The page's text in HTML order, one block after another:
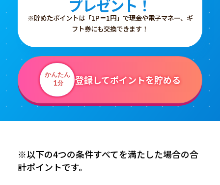
プレゼント！
※貯めたポイントは「1P＝1円」で現金や電子マネー、ギ
フト券にも交換できます！
かんたん
1分 登録してポイントを貯める
※以下の4つの条件すべてを満たした場合の合
計ポイントです。